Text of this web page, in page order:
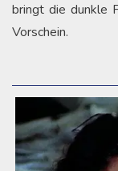
bringt die dunkle
Vorschein.